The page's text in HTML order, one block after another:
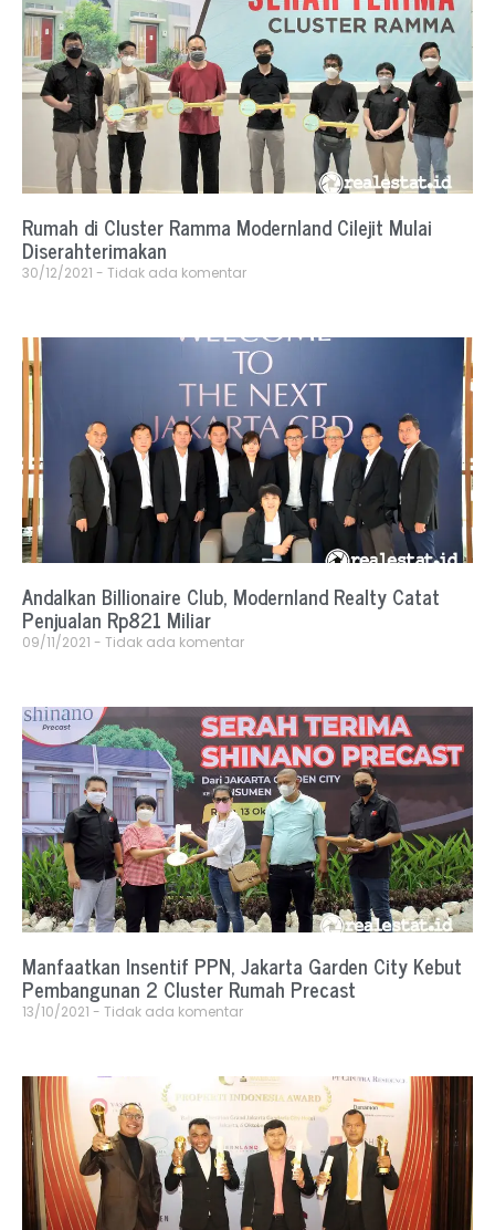
Rumah di Cluster Ramma Modernland Cilejit Mulai
Diserahterimakan
30/12/2021 Tidak ada komentar
Andalkan Billionaire Club, Modernland Realty Catat
Penjualan Rp821 Miliar
09/11/2021 Tidak ada komentar
Manfaatkan Insentif PPN, Jakarta Garden City Kebut
Pembangunan 2 Cluster Rumah Precast
13/10/2021 Tidak ada komentar